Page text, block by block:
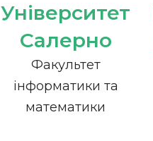
Університет
Салерно
Факультет
інформатики та
математики